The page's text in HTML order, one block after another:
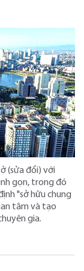
(sửa đổi) với
gọn, trong đó
"sở hữu chung
tâm và tạo
gia.